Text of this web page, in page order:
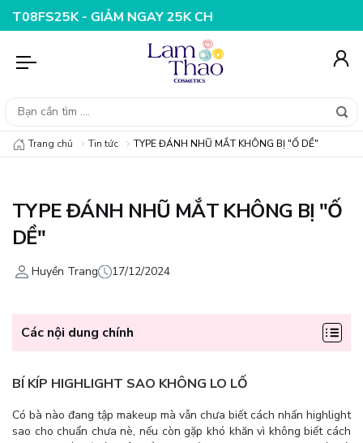
NGAY 25K CHO ĐƠN HÀNG 99K
Trang chủ Tin tức TYPE ĐÁNH NHŨ MẮT KHÔNG BỊ "Ố DỀ"
TYPE ĐÁNH NHŨ MẮT KHÔNG BỊ "Ố
DỀ"
Huyền Trang 17/12/2024
Các nội dung chính
BÍ KÍP HIGHLIGHT SAO KHÔNG LO LỐ
Có bà nào đang tập makeup mà vẫn chưa biết cách nhấn highlight
sao cho chuẩn chưa nè, nếu còn gặp khó khăn vì không biết cách